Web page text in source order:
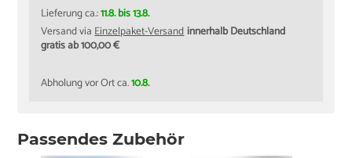
Lieferung ca.:11.8. bis 13.8.
Versand viaEinzelpaket-Versandinnerhalb Deutschland
gratis ab 100,00 €
Abholung vor Ort ca.10.8.
Passendes Zubehör